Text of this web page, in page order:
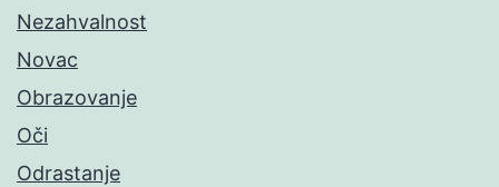
Nezahvalnost
Novac
Obrazovanje
Oči
Odrastanje